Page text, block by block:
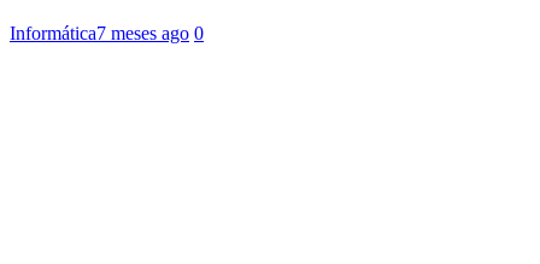
Informática7 meses ago 0